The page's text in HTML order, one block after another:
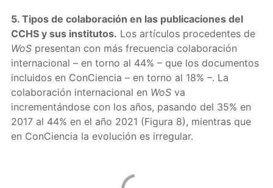
5. Tipos de colaboración en las publicaciones del
CCHS y sus institutos. Los artículos procedentes de
WoSpresentan con más frecuencia colaboración
internacional – en torno al 44% – que los documentos
incluidos en ConCiencia – en torno al 18% –. La
colaboración internacional en WoSva
incrementándose con los años, pasando del 35% en
2017 al 44% en el año 2021 (Figura 8), mientras que
en ConCiencia la evolución es irregular.